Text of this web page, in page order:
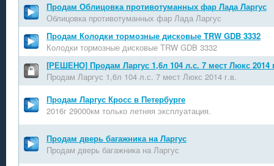
Продам Облицовка противотуманных фар Лада Ларгус
Облицовка противотуманных фар Лада Ларгус
Продам Колодки тормозные дисковые TRW GDB 3332
Колодки тормозные дисковые TRW GDB 3332
[РЕШЕНО] Продам Ларгус 1,6л 104 л.с. 7 мест Люкс 2014
Продам Ларгус 1,6л 104 л.с. 7 мест Люкс 2014 г.в.
Продам Ларгус Кросс в Петербурге
2016г 29000км только летняя эксплуатация.
Продам дверь багажника на Ларгус
Продам дверь багажника на Ларгус